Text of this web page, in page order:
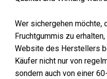
Wer sichergehen möchte,
Fruchtgummis zu
Website des Herstellers
Käufer nicht nur von
sondern auch von einer